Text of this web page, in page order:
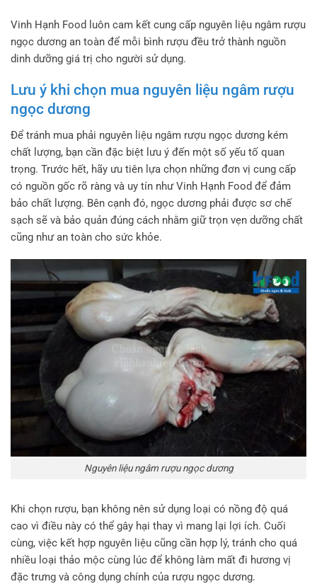
Vinh Hạnh Food luôn cam kết cung cấp nguyên liệu ngâm rượu
ngọc dương an toàn để mỗi bình rượu đều trở thành nguồn
dinh dưỡng giá trị cho người sử dụng.
Lưu ý khi chọn mua nguyên liệu ngâm rượu
ngọc dương
Để tránh mua phải nguyên liệu ngâm rượu ngọc dương kém
chất lượng, bạn cần đặc biệt lưu ý đến một số yếu tố quan
trọng. Trước hết, hãy ưu tiên lựa chọn những đơn vị cung cấp
có nguồn gốc rõ ràng và uy tín như Vinh Hạnh Food để đảm
bảo chất lượng. Bên cạnh đó, ngọc dương phải được sơ chế
sạch sẽ và bảo quản đúng cách nhằm giữ trọn vẹn dưỡng chất
cũng như an toàn cho sức khỏe.
Nguyên liệu ngâm rượu ngọc dương
Khi chọn rượu, bạn không nên sử dụng loại có nồng độ quá
cao vì điều này có thể gây hại thay vì mang lại lợi ích. Cuối
cùng, việc kết hợp nguyên liệu cũng cần hợp lý, tránh cho quá
nhiều loại thảo mộc cùng lúc để không làm mất đi hương vị
đặc trưng và công dụng chính của rượu ngọc dương.